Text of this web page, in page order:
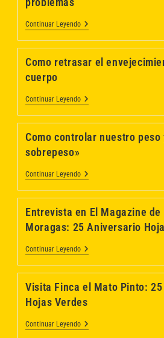
Continuar LeyendoLa
Y
Sol:
Evitar
Como retrasar el
cuerpo
Continuar LeyendoComo
El
De
Como controlar nuestro peso
sobrepeso»
Continuar LeyendoComo
Nuestro
Y
Evitar
El
Entrevista en El Magazine
Moragas: 25 Aniversario
Continuar LeyendoEntrevista
El
De
Moragas:
Aniversario
Visita Finca el Mato Pinto:
Hojas Verdes
Continuar LeyendoVisita